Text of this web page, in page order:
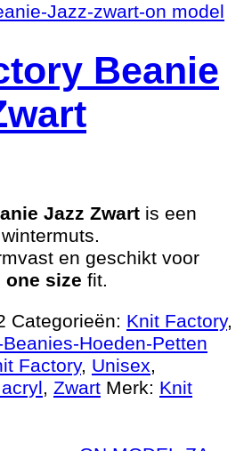
Beanie
14,95.
Jazz Zwart is een
en geschikt voor
one size fit.
Categorieën: Knit Factory,
Hoeden-Petten
Factory, Unisex,
, Zwart Merk: Knit